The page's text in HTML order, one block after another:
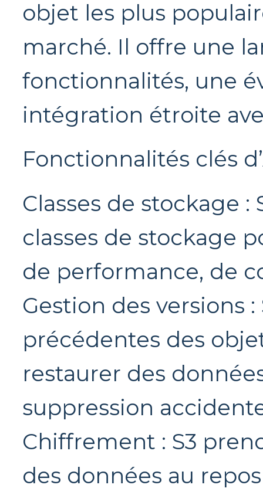
objet les plus
marché. Il offre une
fonctionnalités, une
intégration étroite
Fonctionnalités clés
Classes de stockage
classes de stockage
de performance, de
Gestion des versions
précédentes des
restaurer des
suppression
Chiffrement : S3
des données au